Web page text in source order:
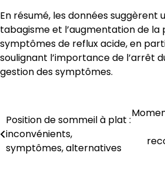
En résumé, les données suggèrent
tabagisme et l’augmentation de la
symptômes de reflux acide, en
soulignant l’importance de l’arrêt
gestion des symptômes.
Post
navigation
Position de sommeil à plat :
inconvénients,
symptômes, alternatives